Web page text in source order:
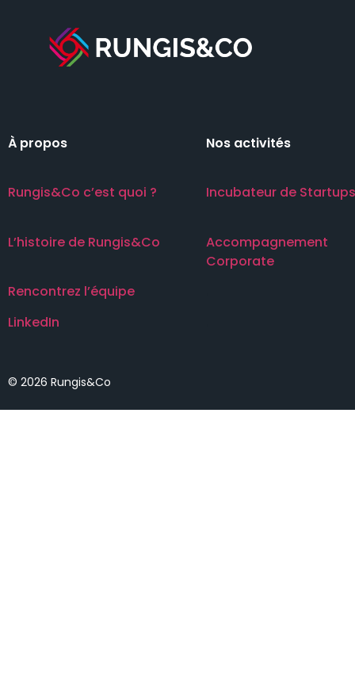
À propos
Rungis&Co c’est quoi ?
L’histoire de Rungis&Co
Rencontrez l’équipe
LinkedIn
Nos activités
Incubateur de Startups
Accompagnement
Corporate
© 2026 Rungis&Co